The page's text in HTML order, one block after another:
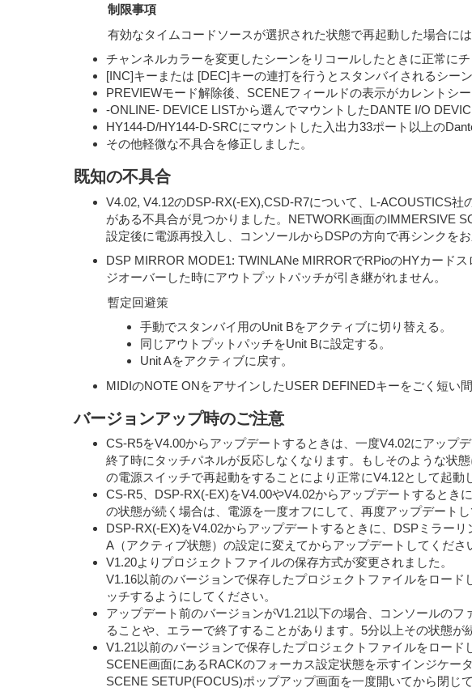
制限事項
有効なタイムコードソースが選択された状態で再起動した場合に
チャンネルカラーを変更したシーンをリコールしたときに正常に
[INC]キーまたは [DEC]キーの連打を行うとスタンバイされるシー
PREVIEWモード解除後、SCENEフィールドの表示がカレントシ
-ONLINE- DEVICE LISTから選んでマウントしたDANTE I/O
HY144-D/HY144-D-SRCにマウントした入出力33ポート以上の
その他軽微な不具合を修正しました。
既知の不具合
V4.02, V4.12のDSP-RX(-EX),CSD-R7について、L-ACOUSTICS
がある不具合が見つかりました。NETWORK画面のIMMERSIVE
設定後に電源再投入し、コンソールからDSPの方向で再シンクをお
DSP MIRROR MODE1: TWINLANe MIRRORでRPioのHYカード
ジオーバーした時にアウトプットパッチが引き継がれません。
暫定回避策
手動でスタンバイ用のUnit Bをアクティブに切り替える。
同じアウトプットパッチをUnit Bに設定する。
Unit Aをアクティブに戻す。
MIDIのNOTE ONをアサインしたUSER DEFINEDキーをごく短い
バージョンアップ時のご注意
CS-R5をV4.00からアップデートするときは、一度V4.02にアップ
終了時にタッチパネルが反応しなくなります。もしそのような状
の電源スイッチで再起動をすることにより正常にV4.12として起動
CS-R5、DSP-RX(-EX)をV4.00やV4.02からアップデートするとき
の状態が続く場合は、電源を一度オフにして、再度アップデートし
DSP-RX(-EX)をV4.02からアップデートするときに、DSPミラー
A（アクティブ状態）の設定に変えてからアップデートしてくださ
V1.20よりプロジェクトファイルの保存方式が変更されました。
V1.16以前のバージョンで保存したプロジェクトファイルをロー
ッチするようにしてください。
アップデート前のバージョンがV1.21以下の場合、コンソールの
ることや、エラーで終了することがあります。5分以上その状態
V1.21以前のバージョンで保存したプロジェクトファイルをロー
SCENE画面にあるRACKのフォーカス設定状態を示すインジケ
SCENE SETUP(FOCUS)ポップアップ画面を一度開いてから閉じ